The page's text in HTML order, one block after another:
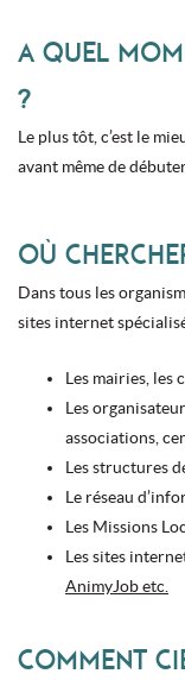
A QUEL
?
Le plus tôt, c’est le
avant même de
OÙ
Dans tous les
sites internet
Les mairies, les
Les
associations,
Les structures
Le réseau
Les Missions
Les sites
AnimyJob etc.
COMMENT